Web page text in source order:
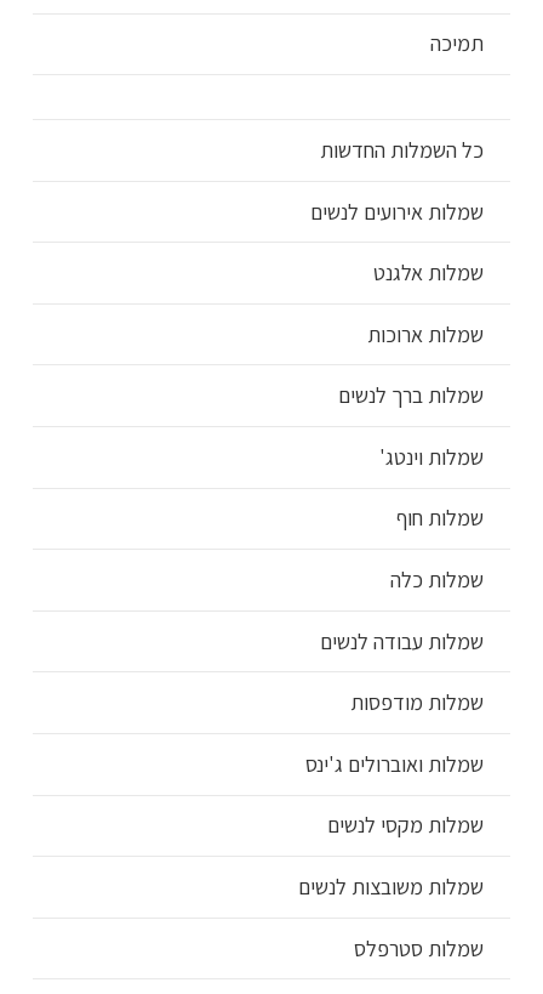
תמיכה
כל השמלות החדשות
שמלות אירועים לנשים
שמלות אלגנט
שמלות ארוכות
שמלות ברך לנשים
שמלות וינטג'
שמלות חוף
שמלות כלה
שמלות עבודה לנשים
שמלות מודפסות
שמלות ואוברולים ג'ינס
שמלות מקסי לנשים
שמלות משובצות לנשים
שמלות סטרפלס